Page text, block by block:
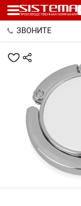
ЗВОНИТЕ